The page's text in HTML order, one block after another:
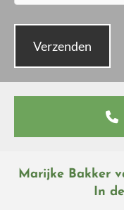
Marijke Bakker
In